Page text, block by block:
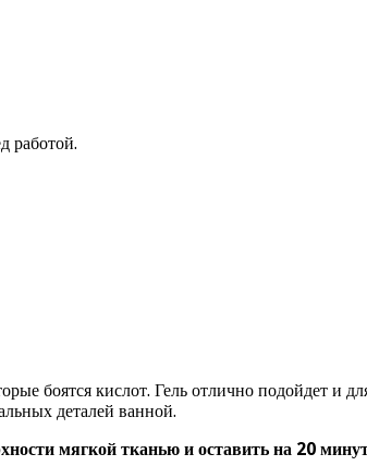
работой.
боятся кислот. Гель отлично подойдет и
деталей ванной.
мягкой тканью и оставить на 20